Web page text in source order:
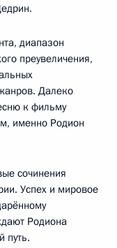
диапазон
преувеличения,
Далеко
к фильму
именно Родион
сочинения
Успех и мировое
Родиона
путь.